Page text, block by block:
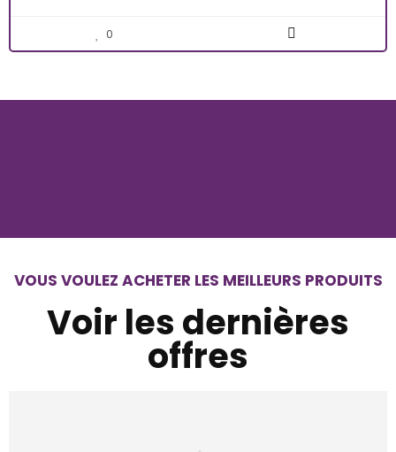
0
VOUS VOULEZ ACHETER LES MEILLEURS PRODUITS
Voir les dernières
offres